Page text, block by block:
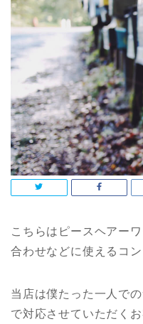
こちらはピースヘアー
合わせなどに使えるコ
当店は僕たった一人で
で対応させていただく